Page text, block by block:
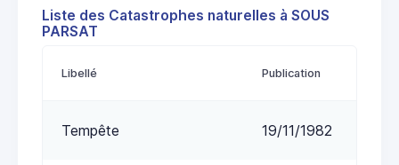
Liste des Catastrophes naturelles à SOUS
PARSAT
Libellé Publication
Tempête 19/11/1982